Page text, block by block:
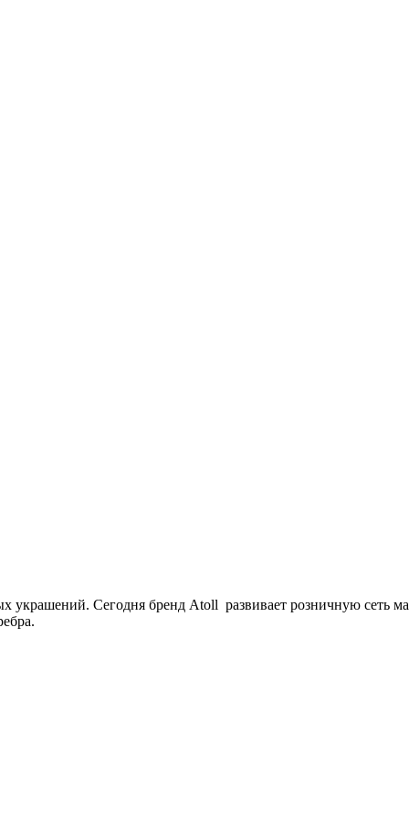
Сегодня бренд Atoll развивает розничную сеть